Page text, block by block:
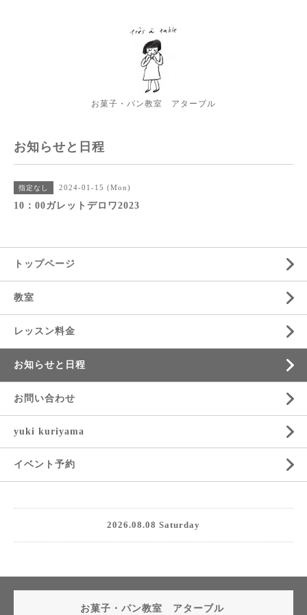
お菓子・パン教室 アターブル
お知らせと日程
指定なし 2024-01-15 (Mon)
10：00ガレットデロワ2023
トップページ
教室
レッスン料金
お知らせと日程
お問い合わせ
yuki kuriyama
イベント予約
2026.08.08 Saturday
お菓子・パン教室 アターブル